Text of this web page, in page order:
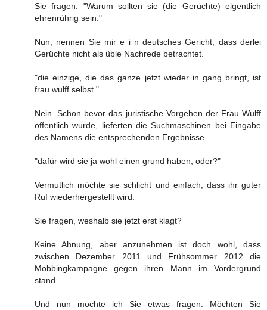
Sie fragen: "Warum sollten sie (die Gerüchte) eigentlich
ehrenrührig sein."
Nun, nennen Sie mir e i n deutsches Gericht, dass derlei
Gerüchte nicht als üble Nachrede betrachtet.
"die einzige, die das ganze jetzt wieder in gang bringt, ist
frau wulff selbst."
Nein. Schon bevor das juristische Vorgehen der Frau Wulff
öffentlich wurde, lieferten die Suchmaschinen bei Eingabe
des Namens die entsprechenden Ergebnisse.
"dafür wird sie ja wohl einen grund haben, oder?"
Vermutlich möchte sie schlicht und einfach, dass ihr guter
Ruf wiederhergestellt wird.
Sie fragen, weshalb sie jetzt erst klagt?
Keine Ahnung, aber anzunehmen ist doch wohl, dass
zwischen Dezember 2011 und Frühsommer 2012 die
Mobbingkampagne gegen ihren Mann im Vordergrund
stand.
Und nun möchte ich Sie etwas fragen: Möchten Sie